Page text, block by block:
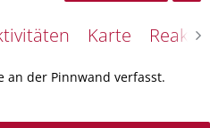
Karte
an der Pinnwand verfasst.